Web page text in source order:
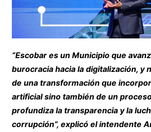
“Escobar es un Municipio que
burocracia hacia la digitalización, y
de una transformación que
artificial sino también de un
profundiza la transparencia y la
corrupción”, explicó el intendente